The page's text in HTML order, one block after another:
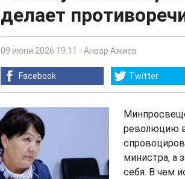
делает
09 июня 2026 19:11 - Анвар Ажиев
Facebook Twitter
революцию
министра, а
себя. В чем